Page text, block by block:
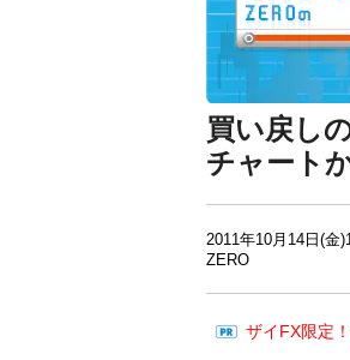
買い戻し
チャート
2011年10月14日(金
ZERO
ザイFX限定